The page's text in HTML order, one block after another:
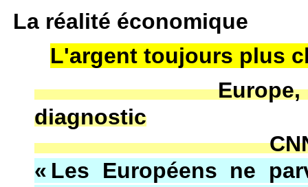
La réalité économique
L'argent toujours plus
Europe, crise,
diagnostic
CNN par
« Les Européens ne